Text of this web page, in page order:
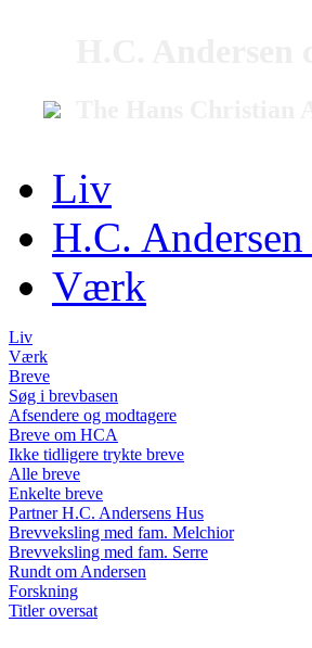
Liv
H.C.
Værk
Liv
Værk
Breve
Søg i brevbasen
Afsendere og modtagere
Breve om HCA
Ikke tidligere trykte breve
Alle breve
Enkelte breve
Partner H.C. Andersens Hus
Brevveksling med fam. Melchior
Brevveksling med fam. Serre
Rundt om Andersen
Forskning
Titler oversat